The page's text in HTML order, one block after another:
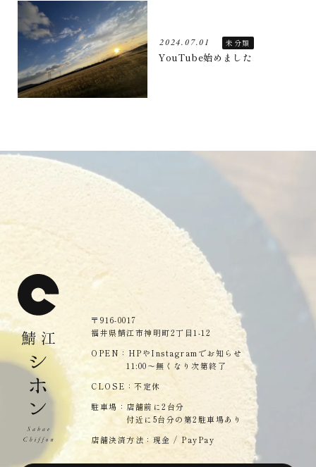
2024.07.01 未分類
YouTube始めました
〒916-0017
福井県鯖江市神明町2丁目1-12
OPEN：HPやInstagramでお知らせ
11:00〜無くなり次第終了
CLOSE：不定休
駐車場：店舗前に2台分
付近に5台分の第2駐車場あり
店舗決済方法：現金 / PayPay